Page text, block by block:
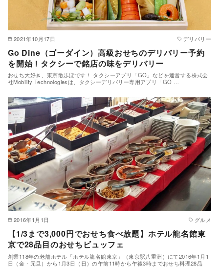
2021年10月17日 デリバリー
Go Dine（ゴーダイン）高級おせちのデリバリー予約
を開始！タクシーで銘店の味をデリバリー
おせち大好き、東京散歩ぽです！ タクシーアプリ「GO」などを運営する株式会
社Mobility Technologiesは、タクシーデリバリー専用アプリ「GO …
2016年1月1日 グルメ
【1/3まで3,000円でおせち食べ放題】ホテル龍名館東
京で28品目のおせちビュッフェ
創業118年の老舗ホテル「ホテル龍名館東京」（東京駅八重洲）にて2016年1月1
日（金・元旦）から1月3日（日）の午前11時から午後3時までおせち料理28品